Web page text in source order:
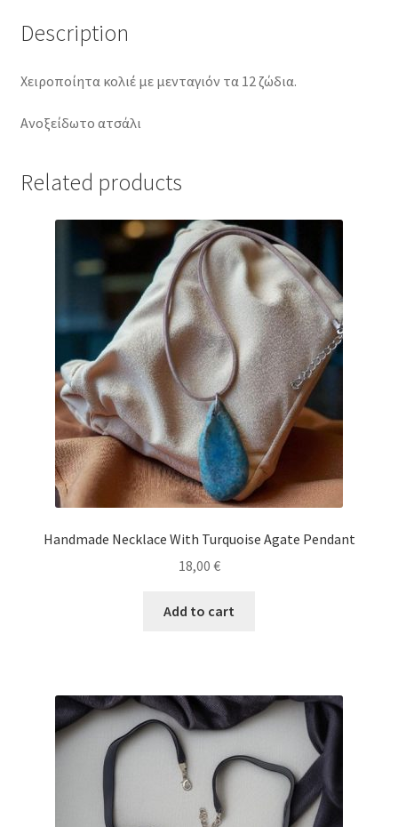
Description
Χειροποίητα κολιέ με μενταγιόν τα 12 ζώδια.
Ανοξείδωτο ατσάλι
Related products
Handmade Necklace With Turquoise Agate Pendant
18,00 €
Add to cart